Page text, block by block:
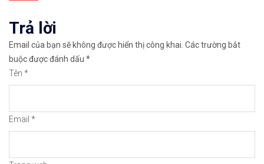
✅𝘔ở 𝘵à𝘪 𝘬𝘩𝘰ả𝘯 𝘵𝘳ê𝘯 𝘴à𝘯 𝘉𝘪𝘯𝘢𝘯𝘤𝘦 𝘯ổ𝘪 𝘵𝘪ế𝘯𝘨 𝘯𝘩ấ𝘵
🔗https://chungkhoanforex.com/trien-vong-gia-
viết
Trả lời
Email của bạn sẽ không được hiển thị công khai. Các trường bắt
buộc được đánh dấu *
Tên *
Email *